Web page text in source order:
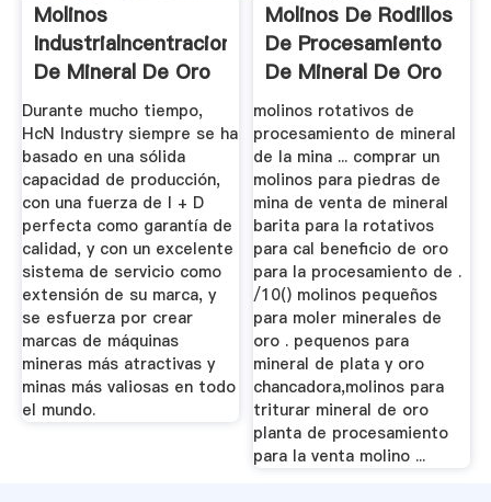
Molinos
Industrialncentracion
De Mineral De Oro
Molido
Durante mucho tiempo,
HcN Industry siempre se ha
basado en una sólida
capacidad de producción,
con una fuerza de I + D
perfecta como garantía de
calidad, y con un excelente
sistema de servicio como
extensión de su marca, y
se esfuerza por crear
marcas de máquinas
mineras más atractivas y
minas más valiosas en todo
el mundo.
Molinos De Rodillos
De Procesamiento
De Mineral De Oro
...
molinos rotativos de
procesamiento de mineral
de la mina ... comprar un
molinos para piedras de
mina de venta de mineral
barita para la rotativos
para cal beneficio de oro
para la procesamiento de .
/10() molinos pequeños
para moler minerales de
oro . pequenos para
mineral de plata y oro
chancadora,molinos para
triturar mineral de oro
planta de procesamiento
para la venta molino ...